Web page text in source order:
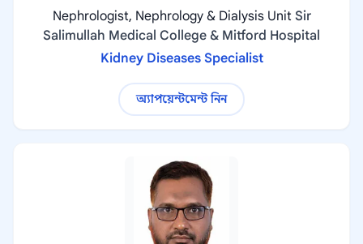
Nephrologist, Nephrology & Dialysis Unit Sir
Salimullah Medical College & Mitford Hospital
Kidney Diseases Specialist
অ্যাপয়েন্টমেন্ট নিন